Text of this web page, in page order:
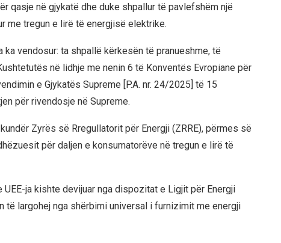
qasje në gjykatë dhe duke shpallur të pavlefshëm një
me tregun e lirë të energjisë elektrike.
ka vendosur: ta shpallë kërkesën të pranueshme, të
në lidhje me nenin 6 të Konventës Evropiane për
e Gjykatës Supreme [P.A. nr. 24/2025] të 15
për rivendosje në Supreme.
Zyrës së Rregullatorit për Energji (ZRRE), përmes së
për daljen e konsumatorëve në tregun e lirë të
ja kishte devijuar nga dispozitat e Ligjit për Energji
të largohej nga shërbimi universal i furnizimit me energji